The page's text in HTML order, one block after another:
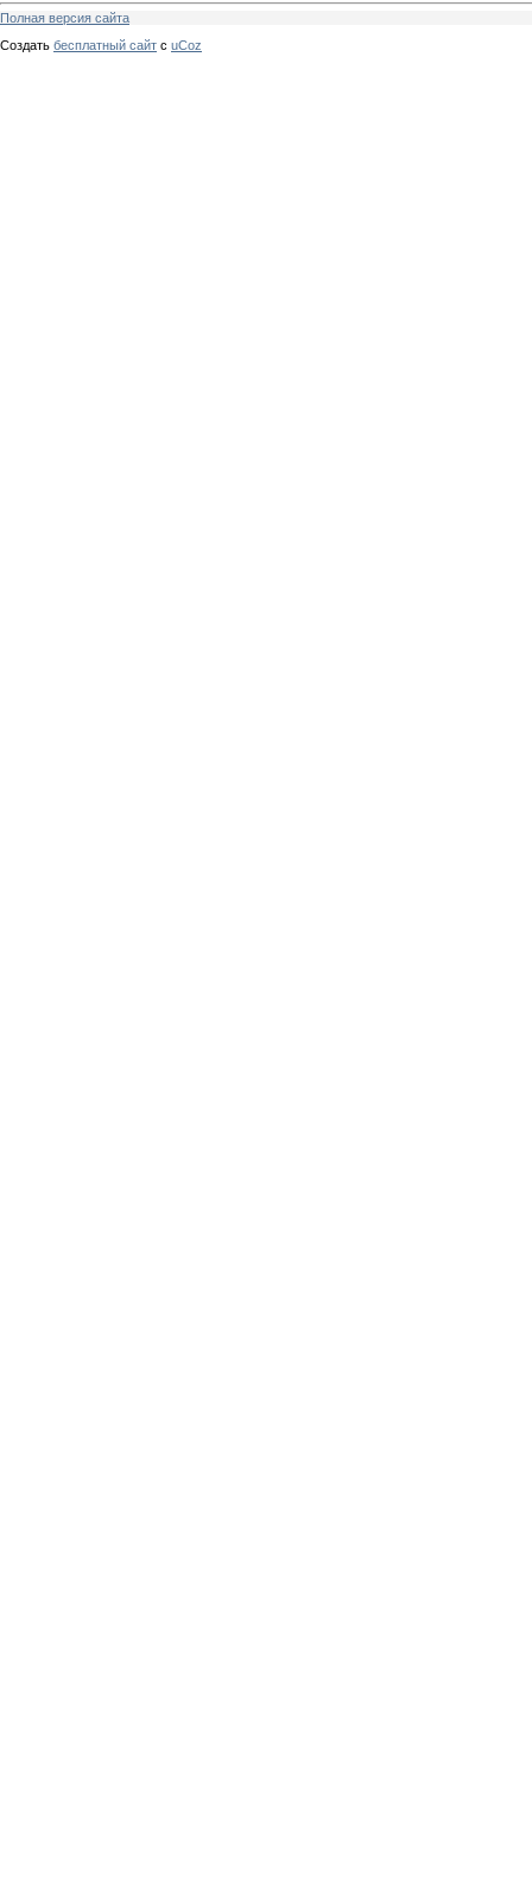
Полная версия сайта
Создать бесплатный сайт с uCoz